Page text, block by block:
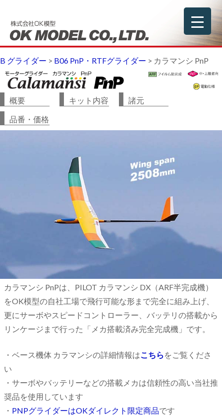
B グライダー > B06 PnP・RTFグライダー > カラマンシ PnP
概要 キット内容
諸元
品番・価格
カラマンシ PnPは、PILOT カラマンシ DX（ARF半完成機）
をOK模型の自社工場で飛行可能な形まで完全に組み上げ、
更にサーボやスピードコントローラー、バッテリの搭載から
リンケージまで行った「メカ搭載済み完全完成機」です。
・ベース機体 カラマンシの詳細情報はこちら をご覧くださ
い
・サーボやバッテリーなどの搭載メカは信頼性の高い当社推
奨品を使用しています
・ PNPグライダーはOKダイレクト限定商品です